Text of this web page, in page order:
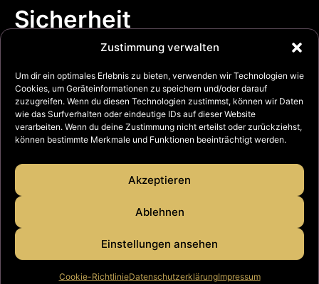
Zustimmung verwalten
Um dir ein optimales Erlebnis zu bieten, verwenden wir Technologien wie
Cookies, um Geräteinformationen zu speichern und/oder darauf
zuzugreifen. Wenn du diesen Technologien zustimmst, können wir Daten
wie das Surfverhalten oder eindeutige IDs auf dieser Website
verarbeiten. Wenn du deine Zustimmung nicht erteilst oder zurückziehst,
können bestimmte Merkmale und Funktionen beeinträchtigt werden.
Akzeptieren
Ablehnen
Einstellungen ansehen
Cookie-RichtlinieDatenschutzerklärungImpressum
Sicherheit
erleben.
© Copyright 2026 Feuerschutz JOCKEL GmbH & Co. KG
Bei den abgebildeten Produkten handelt es sich um Beispiele. Die
Größenverhältnisse der Produkte vermitteln, obwohl sie nebeneinander
abgebildet sind, nicht die tatsächlichen Unterschiede in den
Abmessungen. Änderungen und Irrtümer vorbehalten. Abweichungen
von abgebildeten Produkten sind möglich. Stand Januar 2026.